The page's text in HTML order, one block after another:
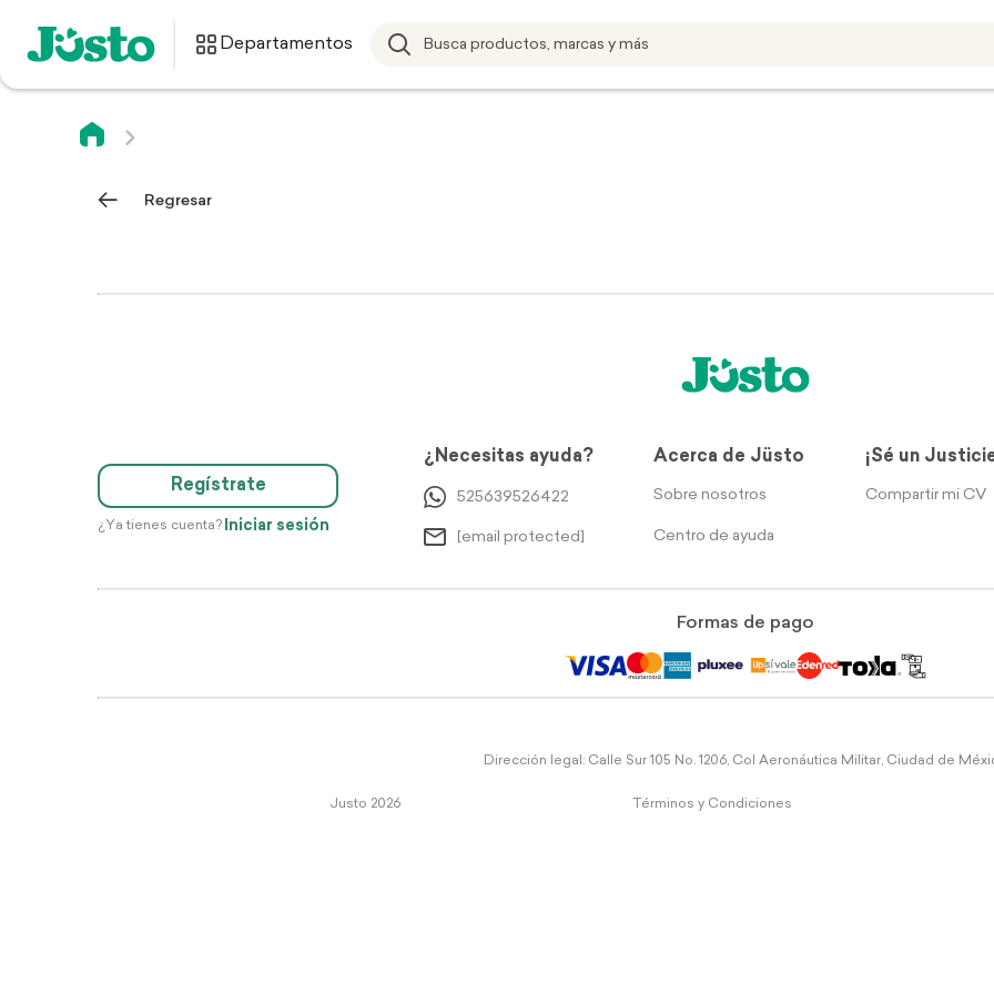
Departamentos
Regresar
Regístrate
¿Ya tienes cuenta? Iniciar sesión
¿Necesitas ayuda?
525639526422
[email protected]
Acerca de Jüsto
Sobre nosotros
Centro de ayuda
¡Sé un
Compartir mi CV
Formas de pago
Dirección legal: Calle Sur 105 No. 1206, Col Aeronáutica Militar, Ciudad de
Justo 2026 Términos y Condiciones